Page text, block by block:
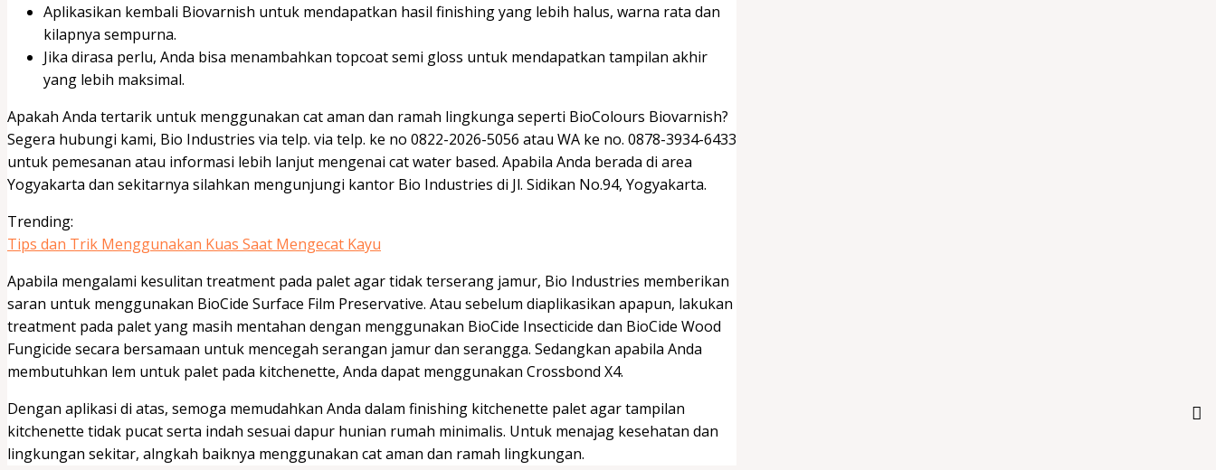
Aplikasikan kembali Biovarnish untuk mendapatkan hasil finishing yang lebih halus, warna rata dan
kilapnya sempurna.
Jika dirasa perlu, Anda bisa menambahkan topcoat semi gloss untuk mendapatkan tampilan akhir
yang lebih maksimal.
Apakah Anda tertarik untuk menggunakan cat aman dan ramah lingkunga seperti BioColours Biovarnish?
Segera hubungi kami, Bio Industries via telp. via telp. ke no 0822-2026-5056 atau WA ke no. 0878-3934-6433
untuk pemesanan atau informasi lebih lanjut mengenai cat water based. Apabila Anda berada di area
Yogyakarta dan sekitarnya silahkan mengunjungi kantor Bio Industries di Jl. Sidikan No.94, Yogyakarta.
Trending:
Tips dan Trik Menggunakan Kuas Saat Mengecat Kayu
Apabila mengalami kesulitan treatment pada palet agar tidak terserang jamur, Bio Industries memberikan
saran untuk menggunakan BioCide Surface Film Preservative. Atau sebelum diaplikasikan apapun, lakukan
treatment pada palet yang masih mentahan dengan menggunakan BioCide Insecticide dan BioCide Wood
Fungicide secara bersamaan untuk mencegah serangan jamur dan serangga. Sedangkan apabila Anda
membutuhkan lem untuk palet pada kitchenette, Anda dapat menggunakan Crossbond X4.
Dengan aplikasi di atas, semoga memudahkan Anda dalam finishing kitchenette palet agar tampilan
kitchenette tidak pucat serta indah sesuai dapur hunian rumah minimalis. Untuk menajag kesehatan dan
lingkungan sekitar, alngkah baiknya menggunakan cat aman dan ramah lingkungan.